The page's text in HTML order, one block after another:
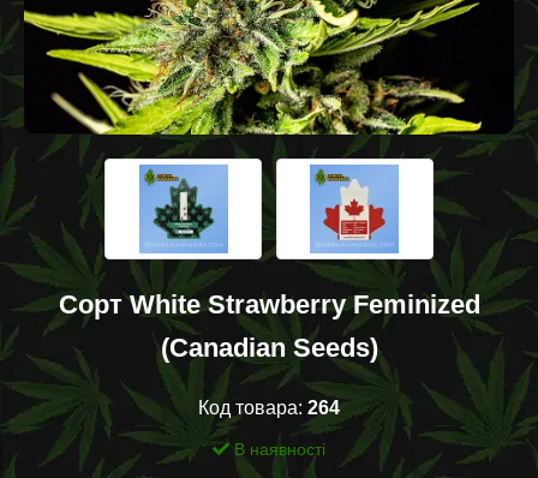
Сорт White Strawberry Feminized
(Canadian Seeds)
Код товара: 264
В наявності